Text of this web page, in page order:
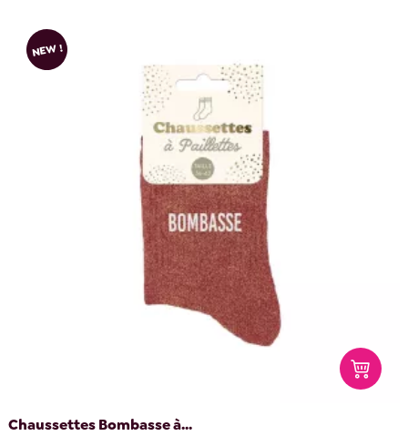
NEW !
Chaussettes Bombasse à...